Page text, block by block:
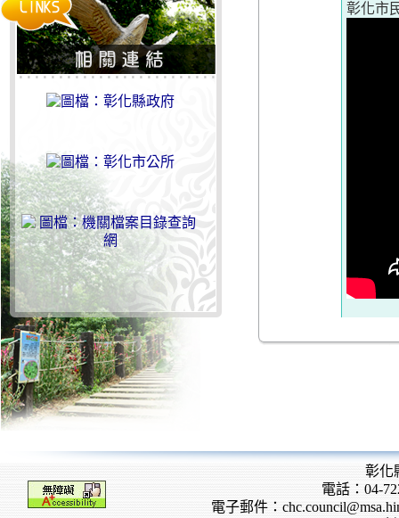
彰化市
彰化
電話：04-
電子郵件：